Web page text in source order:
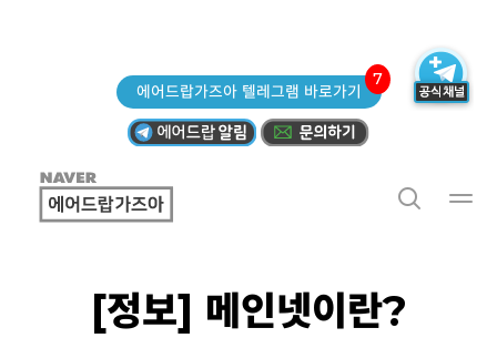
에어드랍가즈아 텔레그램 바로가기
7
[정보] 메인넷이란?